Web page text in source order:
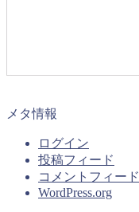
メタ情報
ログイン
投稿フィード
コメントフィード
WordPress.org